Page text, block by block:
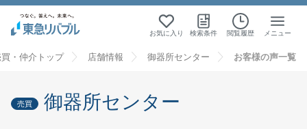
お気に入り 検索条件 閲覧履歴 メニュー
・仲介トップ 店舗情報 御器所センター お客様の声一覧
売買 御器所センター